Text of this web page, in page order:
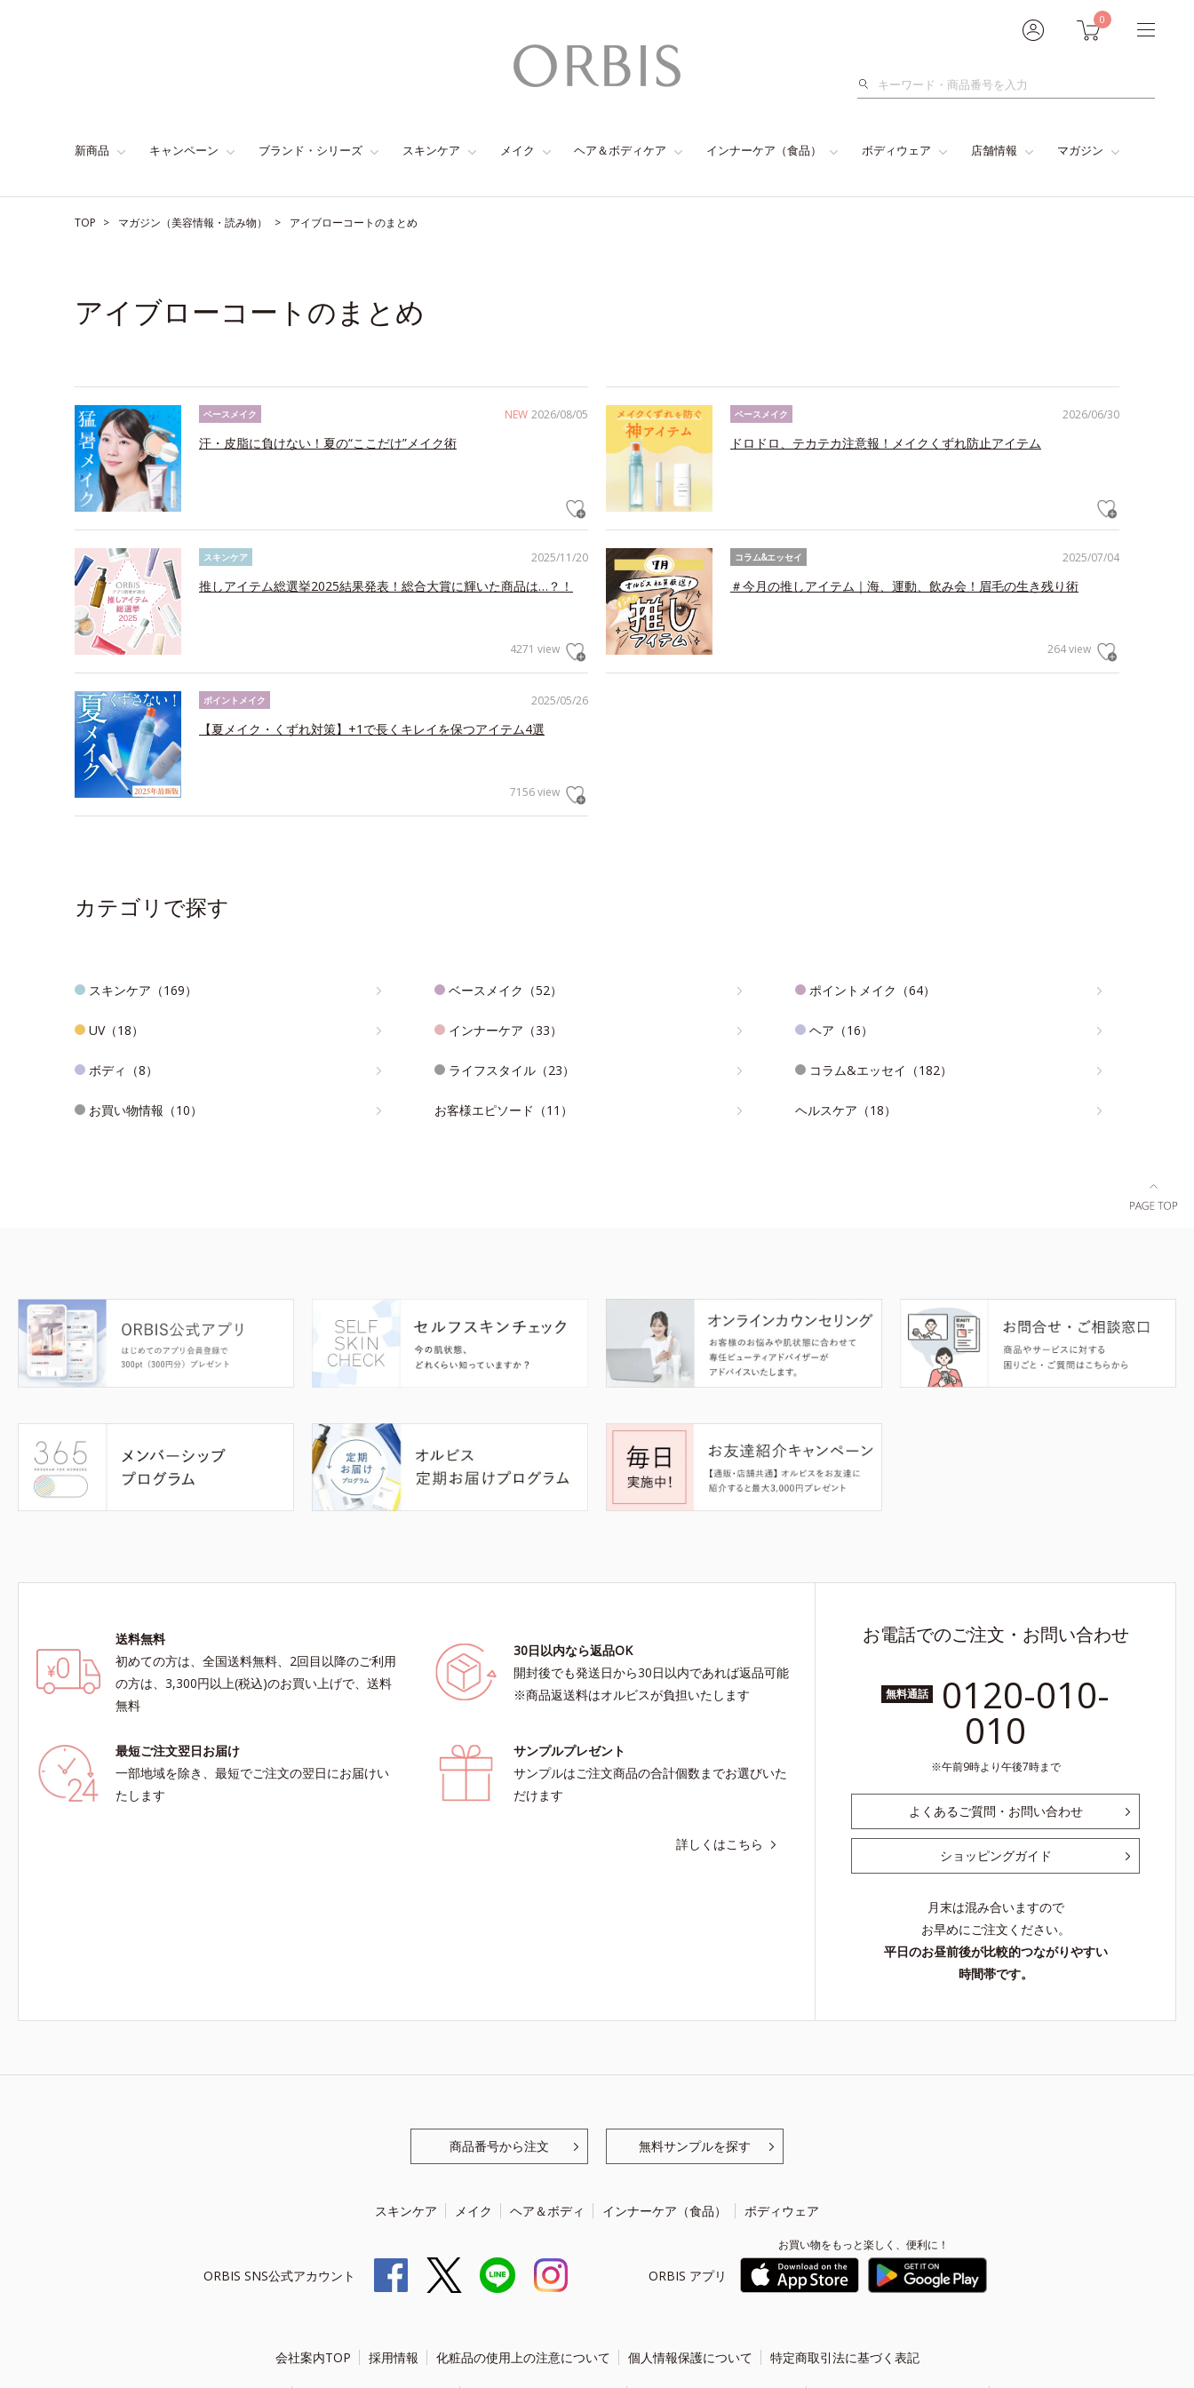
0
検
新商品 キャンペーン ブランド・シリーズ スキンケア メイク ヘア＆ボディケア インナーケア（食品） ボディウェア 店舗情報 マガジン
TOP マガジン（美容情報・読み物） アイブローコートのまとめ
アイブローコートのまとめ
NEW 2026/08/05
ベースメイク
汗・皮脂に負けない！夏の“ここだけ”メイク術
2026/06/30
ベースメイク
ドロドロ、テカテカ注意報！メイクくずれ防止アイテム
2025/11/20
スキンケア
推しアイテム総選挙2025結果発表！総合大賞に輝いた商品は…？！
4271 view
2025/07/04
コラム&エッセイ
＃今月の推しアイテム｜海、運動、飲み会！眉毛の生き残り術
264 view
2025/05/26
ポイントメイク
【夏メイク・くずれ対策】+1で長くキレイを保つアイテム4選
7156 view
カテゴリで探す
スキンケア（169） ベースメイク（52） ポイントメイク（64）
UV（18） インナーケア（33） ヘア（16）
ボディ（8） ライフスタイル（23） コラム&エッセイ（182）
お買い物情報（10） お客様エピソード（11） ヘルスケア（18）
送料無料
初めての方は、全国送料無料、2回目以降のご利用
の方は、3,300円以上(税込)のお買い上げで、送料
無料
30日以内なら返品OK
開封後でも発送日から30日以内であれば返品可能
※商品返送料はオルビスが負担いたします
最短ご注文翌日お届け
一部地域を除き、最短でご注文の翌日にお届けい
たします
サンプルプレゼント
サンプルはご注文商品の合計個数までお選びいた
だけます
詳しくはこちら
お電話でのご注文・お問い合わせ
無料通話 0120-010-
010
午前9時より午後7時まで
よくあるご質問・お問い合わせ
ショッピングガイド
月末は混み合いますので
お早めにご注文ください。
平日のお昼前後が比較的つながりやすい
時間帯です。
商品番号から注文 無料サンプルを探す
スキンケア メイク ヘア＆ボディ インナーケア（食品） ボディウェア
ORBIS SNS公式アカウント ORBIS アプリ
お買い物をもっと楽しく、便利に！
会社案内TOP 採用情報 化粧品の使用上の注意について 個人情報保護について 特定商取引法に基づく表記